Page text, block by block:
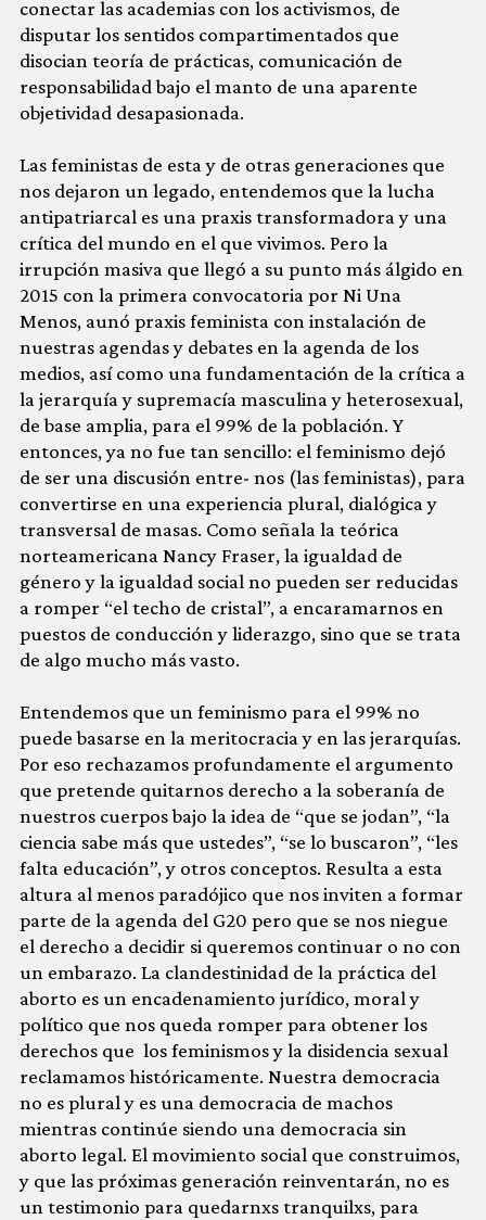
conectar las academias con los activismos, de
disputar los sentidos compartimentados que
disocian teoría de prácticas, comunicación de
responsabilidad bajo el manto de una aparente
objetividad desapasionada.
Las feministas de esta y de otras generaciones que
nos dejaron un legado, entendemos que la lucha
antipatriarcal es una praxis transformadora y una
crítica del mundo en el que vivimos. Pero la
irrupción masiva que llegó a su punto más álgido en
2015 con la primera convocatoria por Ni Una
Menos, aunó praxis feminista con instalación de
nuestras agendas y debates en la agenda de los
medios, así como una fundamentación de la crítica a
la jerarquía y supremacía masculina y heterosexual,
de base amplia, para el 99% de la población. Y
entonces, ya no fue tan sencillo: el feminismo dejó
de ser una discusión entre- nos (las feministas), para
convertirse en una experiencia plural, dialógica y
transversal de masas. Como señala la teórica
norteamericana Nancy Fraser, la igualdad de
género y la igualdad social no pueden ser reducidas
a romper “el techo de cristal”, a encaramarnos en
puestos de conducción y liderazgo, sino que se trata
de algo mucho más vasto.
Entendemos que un feminismo para el 99% no
puede basarse en la meritocracia y en las jerarquías.
Por eso rechazamos profundamente el argumento
que pretende quitarnos derecho a la soberanía de
nuestros cuerpos bajo la idea de “que se jodan”, “la
ciencia sabe más que ustedes”, “se lo buscaron”, “les
falta educación”, y otros conceptos. Resulta a esta
altura al menos paradójico que nos inviten a formar
parte de la agenda del G20 pero que se nos niegue
el derecho a decidir si queremos continuar o no con
un embarazo. La clandestinidad de la práctica del
aborto es un encadenamiento jurídico, moral y
político que nos queda romper para obtener los
derechos que los feminismos y la disidencia sexual
reclamamos históricamente. Nuestra democracia
no es plural y es una democracia de machos
mientras continúe siendo una democracia sin
aborto legal. El movimiento social que construimos,
y que las próximas generación reinventarán, no es
un testimonio para quedarnxs tranquilxs, para